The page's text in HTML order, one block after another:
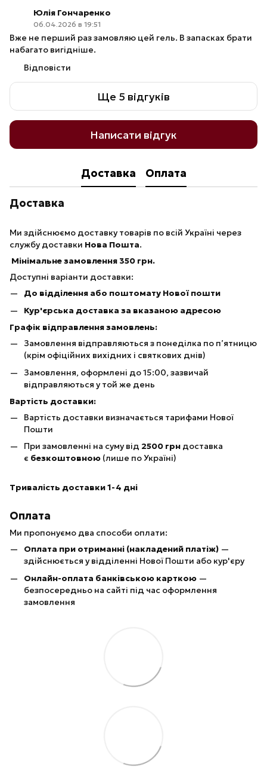
Юлія Гончаренко
06.04.2026 в 19:51
Вже не перший раз замовляю цей гель. В запасках брати
набагато вигідніше.
Відповісти
Ще 5 відгуків
Написати відгук
Доставка Оплата
Доставка
Ми здійснюємо доставку товарів по всій Україні через
службу доставки Нова Пошта.
Мінімальне замовлення 350 грн.
Доступні варіанти доставки:
До відділення або поштомату Нової пошти
Кур'єрська доставка за вказаною адресою
Графік відправлення замовлень:
Замовлення відправляються з понеділка по п’ятницю
(крім офіційних вихідних і святкових днів)
Замовлення, оформлені до 15:00, зазвичай
відправляються у той же день
Вартість доставки:
Вартість доставки визначається тарифами Нової
Пошти
При замовленні на суму від 2500 грн доставка
є безкоштовною (лише по Україні)
Тривалість доставки 1-4 дні
Оплата
Ми пропонуємо два способи оплати:
Оплата при отриманні (накладений платіж) —
здійснюється у відділенні Нової Пошти або кур'єру
Онлайн-оплата банківською карткою —
безпосередньо на сайті під час оформлення
замовлення